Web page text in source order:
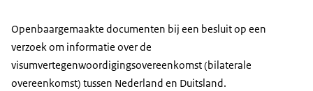
Openbaargemaakte documenten bij een besluit op een
verzoek om informatie over de
visumvertegenwoordigingsovereenkomst (bilaterale
overeenkomst) tussen Nederland en Duitsland.